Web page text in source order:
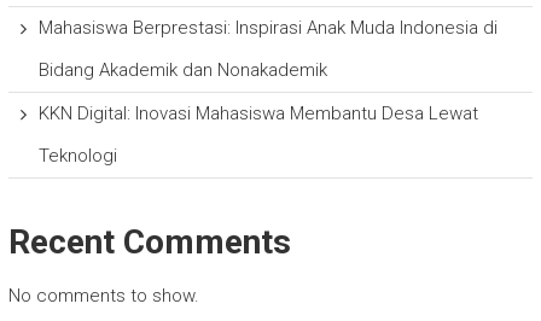
Mahasiswa Berprestasi: Inspirasi Anak Muda Indonesia di
Bidang Akademik dan Nonakademik
KKN Digital: Inovasi Mahasiswa Membantu Desa Lewat
Teknologi
Recent Comments
No comments to show.